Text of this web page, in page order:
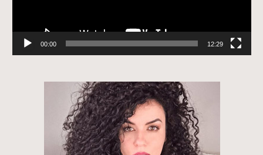
00:00 12:29